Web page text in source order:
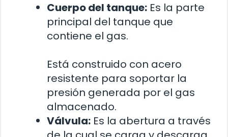
Cuerpo del tanque: Es la parte
principal del tanque que
contiene el gas.
Está construido con acero
resistente para soportar la
presión generada por el gas
almacenado.
Válvula: Es la abertura a través